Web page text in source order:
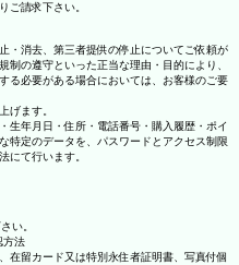
ご請求下さい。
・消去、第三者提供の停止についてご依頼が
制の遵守といった正当な理由・目的により、
る必要がある場合においては、お客様のご要
げます。
生年月日・住所・電話番号・購入履歴・ポイ
特定のデータを、パスワードとアクセス制限
にて行います。
い。
方法
在留カード又は特別永住者証明書、写真付個